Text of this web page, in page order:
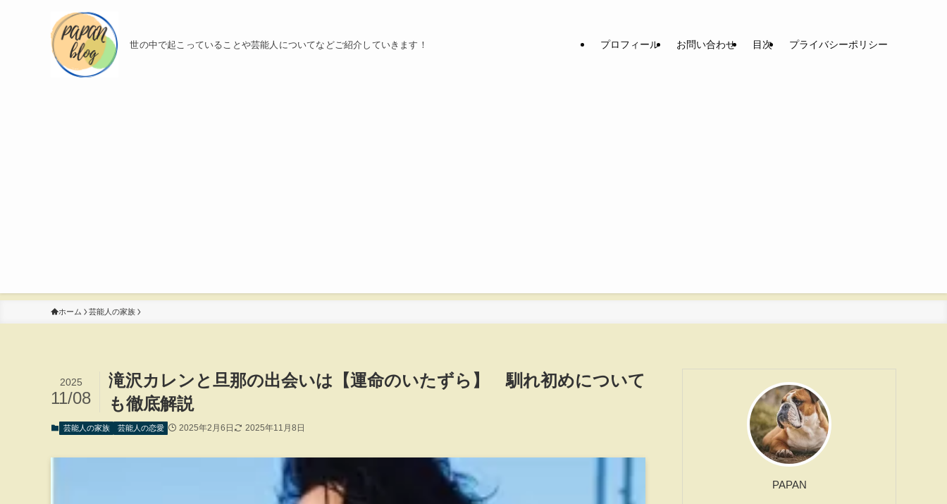
世の中で起こっていることや芸能人についてなどご紹介していきます！ プロフィール お問い合わせ 目次 プライバシーポリシー
ホーム 芸能人の家族
滝沢カレンと旦那の出会いは【運命のいたずら】 馴れ初めについて
も徹底解説
2025
11/08
芸能人の家族 芸能人の恋愛 2025年2月6日 2025年11月8日
PAPAN